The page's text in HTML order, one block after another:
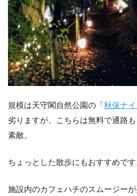
規模は天守閣自然公園の「 秋保ナ
劣りますが、こちらは無料で通路
素敵。
ちょっとした散歩にもおすすめです
施設内のカフェハチのスムージー